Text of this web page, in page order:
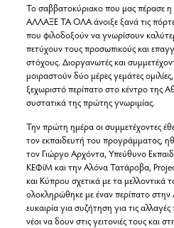
Το σαββατοκύριακο που μας πέρασε
ΑΛΛΑΞΕ ΤΑ ΟΛΑ άνοιξε ξανά τις
που φιλοδοξούν να γνωρίσουν
πετύχουν τους προσωπικούς και
στόχους. Διοργανωτές και
μοιραστούν δύο μέρες γεμάτες
ξεχωριστό περίπατο στο κέντρο της
συστατικά της πρώτης γνωριμίας.
Την πρώτη ημέρα οι συμμετέχοντες
τον εκπαιδευτή του προγράμματος,
τον Γιώργο Αρχόντα, Υπεύθυνο
ΚΕΦίΜ και την Αλόνα Τατάροβα,
και Κύπρου σχετικά με τα μελλοντικά
ολοκληρώθηκε με έναν περίπατο
ευκαιρία για συζήτηση για τις
νέοι να δουν στις γειτονιές τους και